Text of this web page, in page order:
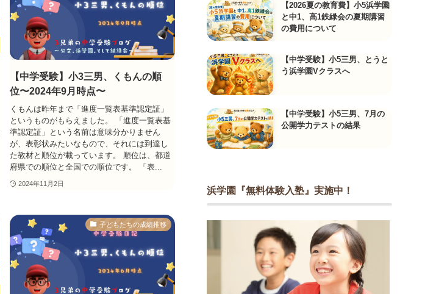
【中学受験】小3三男、くもんの順
位〜2024年9月時点〜
くもんは昨年まで「進度一覧表基準認定証」
というものがもらえました。 「進度一覧表基
準認定証」という名前は意味分かりません
が、表彰状みたいなもので、それには到達し
た教材と順位が載っています。 順位は、都道
府県での順位と全国での順位です。 「表...
2024年11月2日
子どもたちの成績推移
【2026夏の教育費】小5浜学園
と中1、高1鉄緑会の夏期講習
の費用について
【中学受験】小5三男、とうと
う浜学園Vクラスへ
【中学受験】小5三男、7月の
公開学力テストの結果
浜学園『無料体験入塾』実施中！